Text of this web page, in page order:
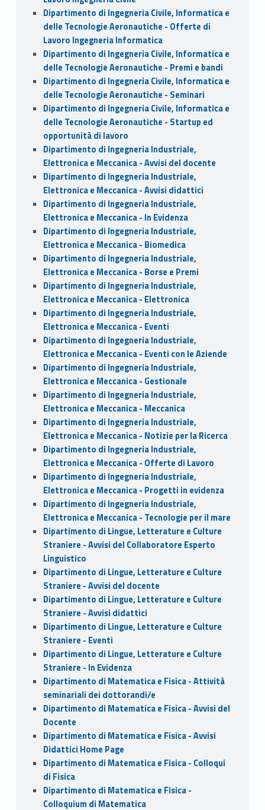
Dipartimento di Ingegneria Civile, Informatica e
delle Tecnologie Aeronautiche - Offerte di
Lavoro Ingegneria Informatica
Dipartimento di Ingegneria Civile, Informatica e
delle Tecnologie Aeronautiche - Premi e bandi
Dipartimento di Ingegneria Civile, Informatica e
delle Tecnologie Aeronautiche - Seminari
Dipartimento di Ingegneria Civile, Informatica e
delle Tecnologie Aeronautiche - Startup ed
opportunità di lavoro
Dipartimento di Ingegneria Industriale,
Elettronica e Meccanica - Avvisi del docente
Dipartimento di Ingegneria Industriale,
Elettronica e Meccanica - Avvisi didattici
Dipartimento di Ingegneria Industriale,
Elettronica e Meccanica - In Evidenza
Dipartimento di Ingegneria Industriale,
Elettronica e Meccanica - Biomedica
Dipartimento di Ingegneria Industriale,
Elettronica e Meccanica - Borse e Premi
Dipartimento di Ingegneria Industriale,
Elettronica e Meccanica - Elettronica
Dipartimento di Ingegneria Industriale,
Elettronica e Meccanica - Eventi
Dipartimento di Ingegneria Industriale,
Elettronica e Meccanica - Eventi con le Aziende
Dipartimento di Ingegneria Industriale,
Elettronica e Meccanica - Gestionale
Dipartimento di Ingegneria Industriale,
Elettronica e Meccanica - Meccanica
Dipartimento di Ingegneria Industriale,
Elettronica e Meccanica - Notizie per la Ricerca
Dipartimento di Ingegneria Industriale,
Elettronica e Meccanica - Offerte di Lavoro
Dipartimento di Ingegneria Industriale,
Elettronica e Meccanica - Progetti in evidenza
Dipartimento di Ingegneria Industriale,
Elettronica e Meccanica - Tecnologie per il mare
Dipartimento di Lingue, Letterature e Culture
Straniere - Avvisi del Collaboratore Esperto
Linguistico
Dipartimento di Lingue, Letterature e Culture
Straniere - Avvisi del docente
Dipartimento di Lingue, Letterature e Culture
Straniere - Avvisi didattici
Dipartimento di Lingue, Letterature e Culture
Straniere - Eventi
Dipartimento di Lingue, Letterature e Culture
Straniere - In Evidenza
Dipartimento di Matematica e Fisica - Attività
seminariali dei dottorandi/e
Dipartimento di Matematica e Fisica - Avvisi del
Docente
Dipartimento di Matematica e Fisica - Avvisi
Didattici Home Page
Dipartimento di Matematica e Fisica - Colloqui
di Fisica
Dipartimento di Matematica e Fisica -
Colloquium di Matematica